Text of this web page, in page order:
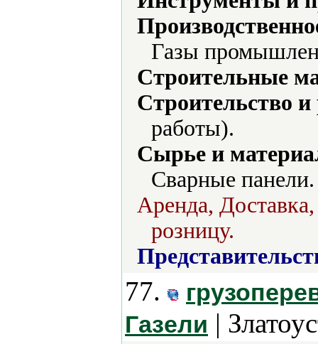
Газы
Строительные
Строительство
работы).
Сырье и
Сварные панели.
Аренда,
розницу.
77.
Газели |